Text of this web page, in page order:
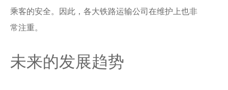
乘客的安全。因此，各大铁路运输公司在维护上也非
常注重。
未来的发展趋势